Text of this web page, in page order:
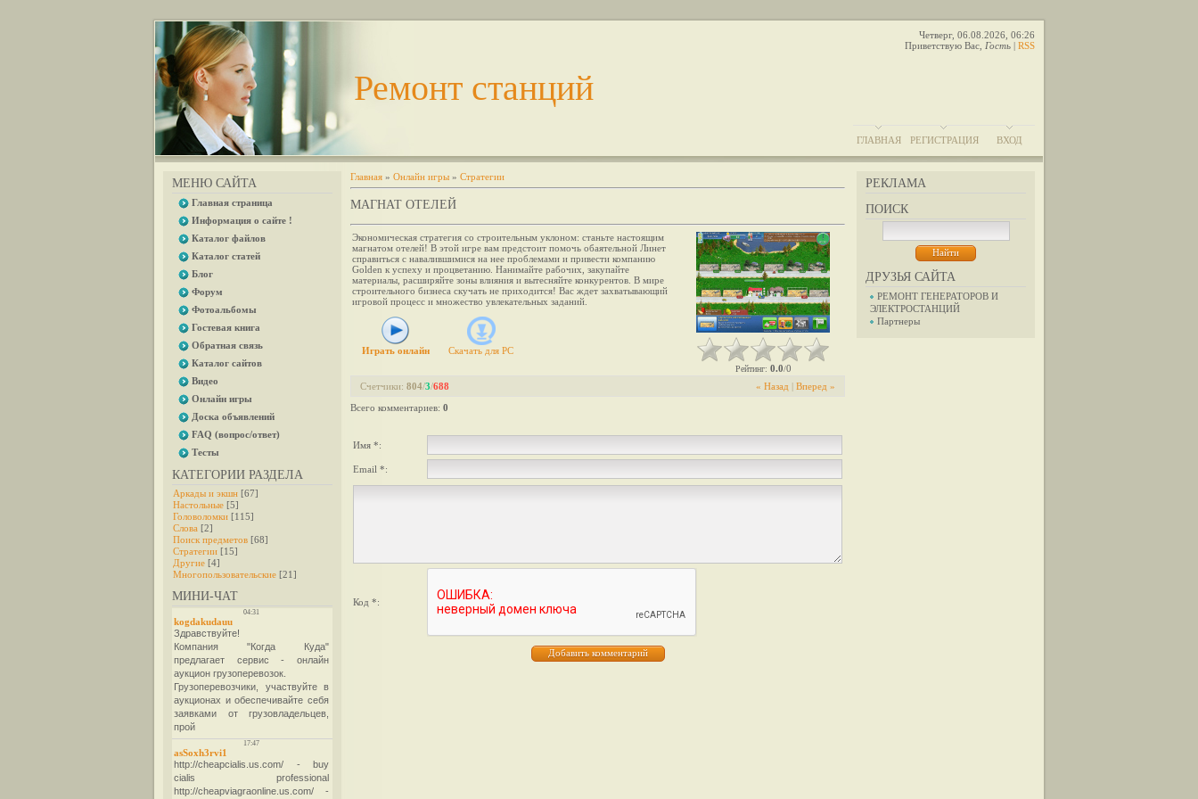
Ремонт станций
Четверг, 06.08.2026, 06:26
Приветствую Вас Гость | RSS
ГЛАВНАЯ РЕГИСТРАЦИЯ ВХОД
МЕНЮ САЙТА
Главная страница
Информация о сайте !
Каталог файлов
Каталог статей
Блог
Форум
Фотоальбомы
Гостевая книга
Обратная связь
Каталог сайтов
Видео
Онлайн игры
Доска объявлений
FAQ (вопрос/ответ)
Тесты
КАТЕГОРИИ РАЗДЕЛА
Аркады и экшн [67]
Настольные [5]
Головоломки [115]
Слова [2]
Поиск предметов [68]
Стратегии [15]
Другие [4]
Многопользовательские [21]
МИНИ-ЧАТ
РЕКЛАМА
ПОИСК
ДРУЗЬЯ САЙТА
РЕМОНТ ГЕНЕРАТОРОВ И
ЭЛЕКТРОСТАНЦИЙ
Партнеры
Главная » Онлайн игры » Стратегии
МАГНАТ ОТЕЛЕЙ
Экономическая стратегия со строительным уклоном: станьте настоящим
магнатом отелей! В этой игре вам предстоит помочь обаятельной Линет
справиться с навалившимися на нее проблемами и привести компанию
Golden к успеху и процветанию. Нанимайте рабочих, закупайте
материалы, расширяйте зоны влияния и вытесняйте конкурентов. В мире
строительного бизнеса скучать не приходится! Вас ждет захватывающий
игровой процесс и множество увлекательных заданий.
Играть онлайн Скачать для PC
Рейтинг: 0.0/0
« Назад | Вперед »
Счетчики: 804/3/688
Всего комментариев: 0
Имя *:
Email *:
Код *: